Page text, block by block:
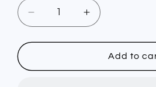
Decrease
quantity
for
Mobil
Increase
quantity
for
Mobil
Add to